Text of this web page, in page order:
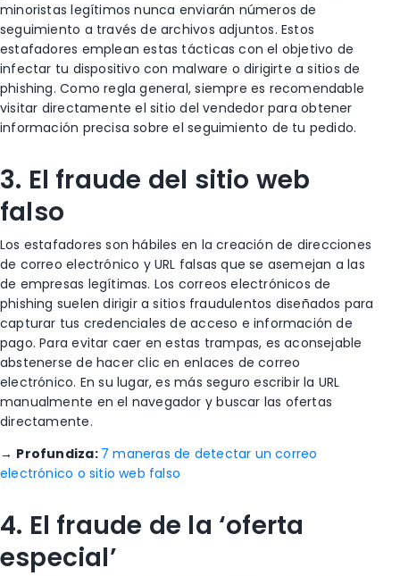
minoristas legítimos nunca enviarán números de
seguimiento a través de archivos adjuntos. Estos
estafadores emplean estas tácticas con el objetivo de
infectar tu dispositivo con malware o dirigirte a sitios de
phishing. Como regla general, siempre es recomendable
visitar directamente el sitio del vendedor para obtener
información precisa sobre el seguimiento de tu pedido.
3. El fraude del sitio web
falso
Los estafadores son hábiles en la creación de direcciones
de correo electrónico y URL falsas que se asemejan a las
de empresas legítimas. Los correos electrónicos de
phishing suelen dirigir a sitios fraudulentos diseñados para
capturar tus credenciales de acceso e información de
pago. Para evitar caer en estas trampas, es aconsejable
abstenerse de hacer clic en enlaces de correo
electrónico. En su lugar, es más seguro escribir la URL
manualmente en el navegador y buscar las ofertas
directamente.
→ Profundiza: 7 maneras de detectar un correo
electrónico o sitio web falso
4. El fraude de la ‘oferta
especial’